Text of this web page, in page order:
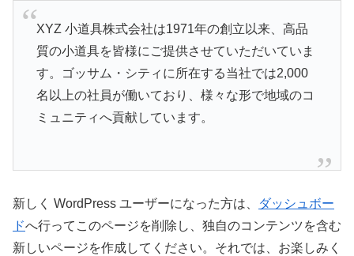
XYZ 小道具株式会社は1971年の創立以来、高品
質の小道具を皆様にご提供させていただいていま
す。ゴッサム・シティに所在する当社では2,000
名以上の社員が働いており、様々な形で地域のコ
ミュニティへ貢献しています。
新しく WordPress ユーザーになった方は、
ダッシュボー
ドへ行ってこのページを削除し、独自のコンテンツを含む
新しいページを作成してください。それでは、お楽しみく